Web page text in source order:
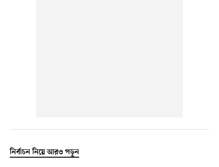
নির্বাচন নিয়ে আরও পড়ুন